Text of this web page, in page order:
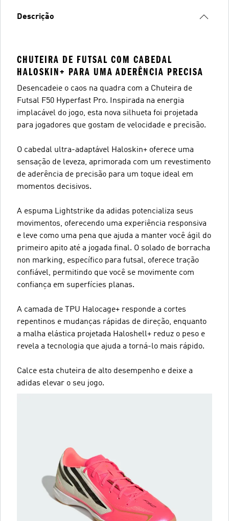
Descrição
CHUTEIRA DE FUTSAL COM CABEDAL
HALOSKIN+ PARA UMA ADERÊNCIA PRECISA
Desencadeie o caos na quadra com a Chuteira de
Futsal F50 Hyperfast Pro. Inspirada na energia
implacável do jogo, esta nova silhueta foi projetada
para jogadores que gostam de velocidade e precisão.
O cabedal ultra-adaptável Haloskin+ oferece uma
sensação de leveza, aprimorada com um revestimento
de aderência de precisão para um toque ideal em
momentos decisivos.
A espuma Lightstrike da adidas potencializa seus
movimentos, oferecendo uma experiência responsiva
e leve como uma pena que ajuda a manter você ágil do
primeiro apito até a jogada final. O solado de borracha
non marking, específico para futsal, oferece tração
confiável, permitindo que você se movimente com
confiança em superfícies planas.
A camada de TPU Halocage+ responde a cortes
repentinos e mudanças rápidas de direção, enquanto
a malha elástica projetada Haloshell+ reduz o peso e
revela a tecnologia que ajuda a torná-lo mais rápido.
Calce esta chuteira de alto desempenho e deixe a
adidas elevar o seu jogo.